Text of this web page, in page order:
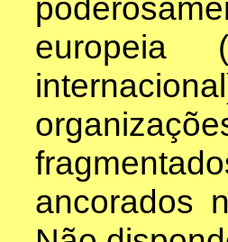
europeia
ancorados